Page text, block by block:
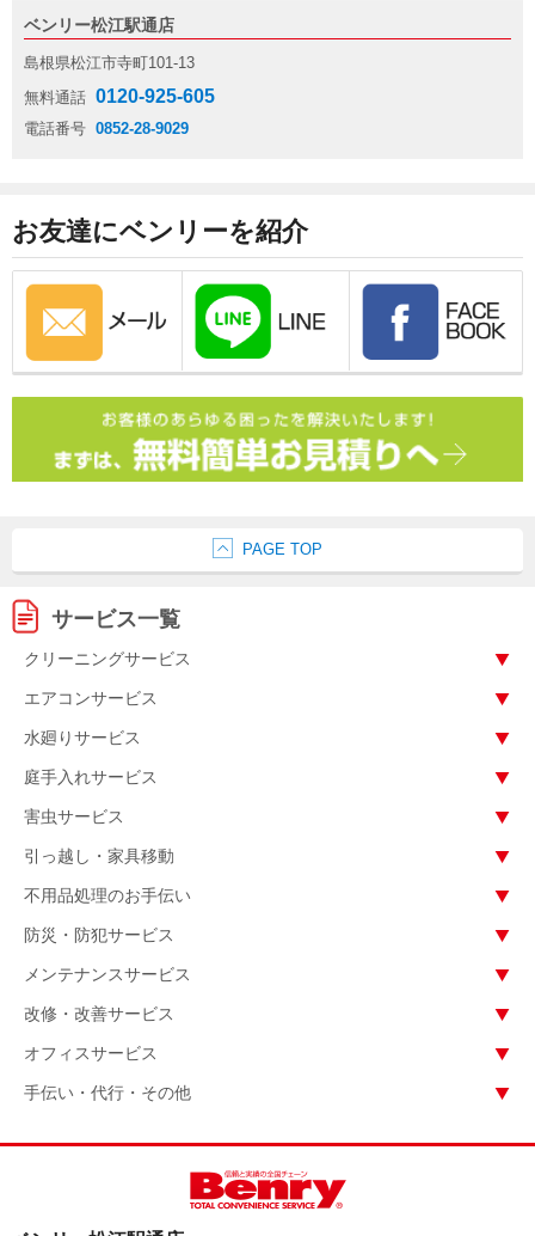
ベンリー松江駅通店
島根県松江市寺町101-13
無料通話 0120-925-605
電話番号 0852-28-9029
お友達にベンリーを紹介
PAGE TOP
サービス一覧
クリーニングサービス
エアコンサービス
水廻りサービス
庭手入れサービス
害虫サービス
引っ越し・家具移動
不用品処理のお手伝い
防災・防犯サービス
メンテナンスサービス
改修・改善サービス
オフィスサービス
手伝い・代行・その他